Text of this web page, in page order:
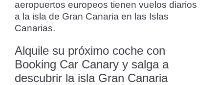
aeropuertos europeos tienen vuelos diarios
a la isla de Gran Canaria en las Islas
Canarias.
Alquile su próximo coche con
Booking Car Canary y salga a
descubrir la isla Gran Canaria